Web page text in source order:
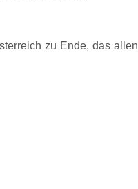
zu Ende, das allen